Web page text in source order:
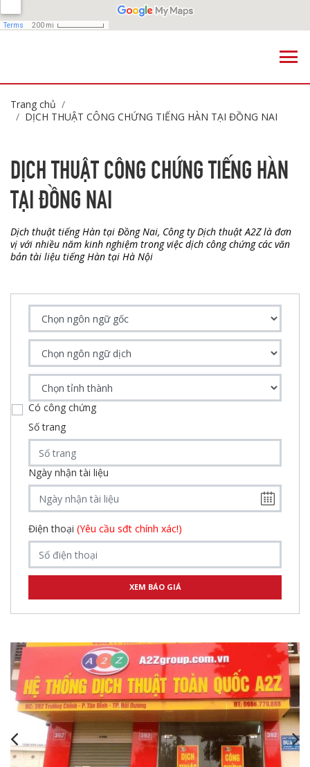
Trang chủ
DỊCH THUẬT CÔNG CHỨNG TIẾNG HÀN TẠI ĐỒNG NAI
DỊCH THUẬT CÔNG CHỨNG TIẾNG HÀN
TẠI ĐỒNG NAI
Dịch thuật tiếng Hàn tại Đồng Nai, Công ty Dịch thuật A2Z là đơn
vị với nhiều năm kinh nghiệm trong việc dịch công chứng các văn
bản tài liệu tiếng Hàn tại Hà Nội
Có công chứng
Số trang
Ngày nhận tài liệu
Điện thoại (Yêu cầu sđt chính xác!)
,,,,,,,